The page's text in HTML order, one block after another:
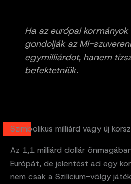
Ha az európai
gondolják az MI-
egymilliárdot, hanem
befektetniük.
Szimbolikus milliárd vagy új
Az 1,1 milliárd dollár
Európát, de jelentést ad egy
nem csak a Szilícium-völgy